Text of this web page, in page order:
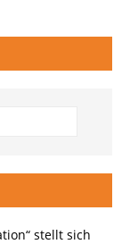
stellt sich